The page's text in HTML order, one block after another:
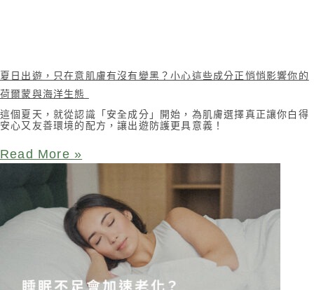
夏日出遊，只在意肌膚有沒有變黑？小心這些成分正悄悄影響你的
荷爾蒙與海洋生態
這個夏天，就從認識「安全成分」開始，為肌膚選擇真正讓你白得
安心又友善環境的配方，讓出遊防護更具意義！
Read More »